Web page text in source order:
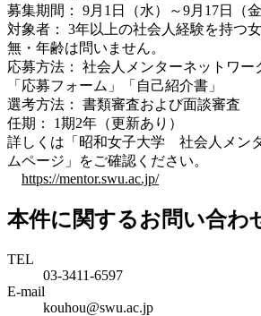
募集期間： 9月1日（水）～9月17日（
対象者： 3年以上の社会人経験を持つ
無・年齢は問いません。
応募方法： 社会人メンターネットワー
「応募フォーム」「自己紹介書」
選考方法： 書類審査および面談審査
任期： 1期2年（更新あり）
詳しくは「昭和女子大学 社会人メン
ムページ」をご確認ください。
https://mentor.swu.ac.jp/
本件に関するお問い合わ
TEL
03-3411-6597
E-mail
kouhou@swu.ac.jp